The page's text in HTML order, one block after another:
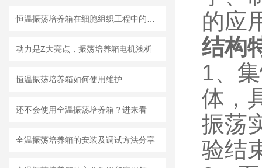
动力是Z大亮点，振荡培养箱电机浅析
恒温振荡培养箱如何使用维护
还不会使用全温振荡培养箱？进来看
全温振荡培养箱的安装及调试方法分享
的应
结构
1、
体，
振荡
验结